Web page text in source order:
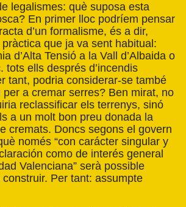
legalismes: què suposa esta
En primer lloc podríem pensar
d’un formalisme, és a dir,
que ja va sent habitual:
d’Alta Tensió a la Vall d’Albaida o
tots ells després d’incendis
tant, podria considerar-se també
a cremar serres? Ben mirat, no
reclassificar els terrenys, sinó
a un molt bon preu donada la
cremats. Doncs segons el govern
només “con carácter singular y
como de interés general
Valenciana” serà possible
construir. Per tant: assumpte